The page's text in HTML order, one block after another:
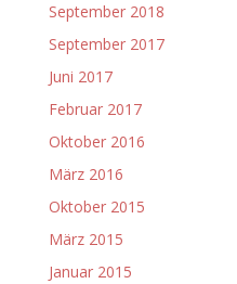
September 2018
September 2017
Juni 2017
Februar 2017
Oktober 2016
März 2016
Oktober 2015
März 2015
Januar 2015